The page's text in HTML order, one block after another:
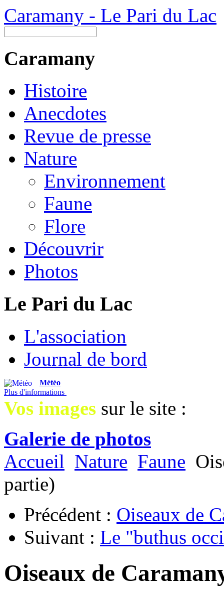
Caramany - Le Pari du Lac
Caramany
Histoire
Anecdotes
Revue de presse
Nature
Environnement
Faune
Flore
Découvrir
Photos
Le Pari du Lac
L'association
Journal de bord
Météo
Plus d'informations
Vos images sur le site :
Galerie de photos
Accueil Nature Faune
partie)
Précédent : Oiseaux de
Suivant : Le "buthus
Oiseaux de